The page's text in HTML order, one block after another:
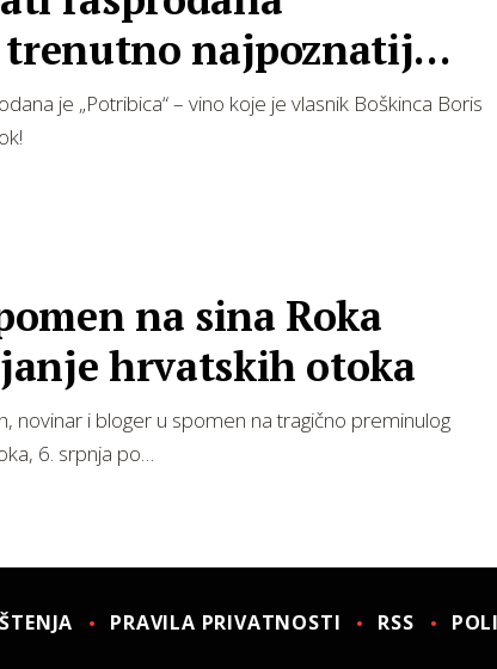
najpoznatije
je „Potribica“ – vino koje je vlasnik Boškinca Boris
na sina Roka
hrvatskih otoka
novinar i bloger u spomen na tragično preminulog
6. srpnja po…
PRAVILA PRIVATNOSTI RSS